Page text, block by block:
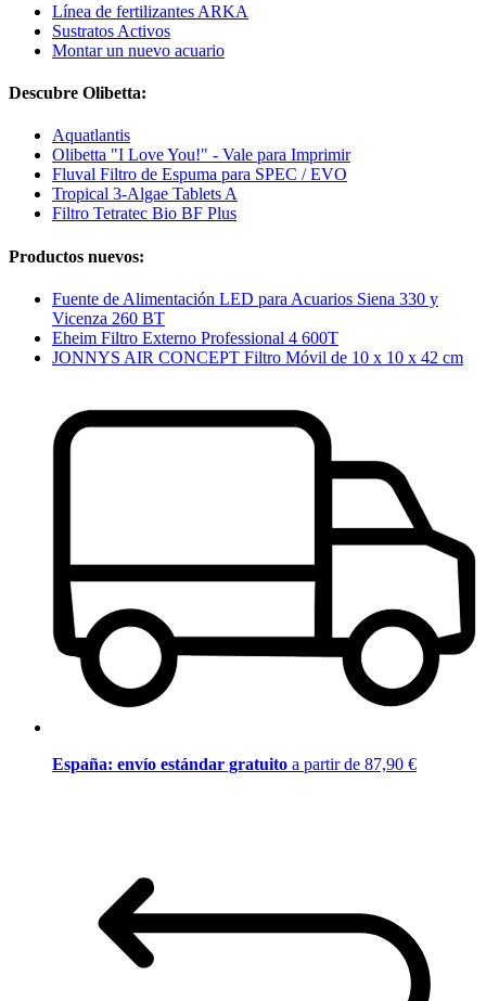
Línea de fertilizantes ARKA
Sustratos Activos
Montar un nuevo acuario
Descubre Olibetta:
Aquatlantis
Olibetta "I Love You!" - Vale para Imprimir
Fluval Filtro de Espuma para SPEC / EVO
Tropical 3-Algae Tablets A
Filtro Tetratec Bio BF Plus
Productos nuevos:
Fuente de Alimentación LED para Acuarios Siena 330 y
Vicenza 260 BT
Eheim Filtro Externo Professional 4 600T
JONNYS AIR CONCEPT Filtro Móvil de 10 x 10 x 42 cm
España: envío estándar gratuito a partir de 87,90 €